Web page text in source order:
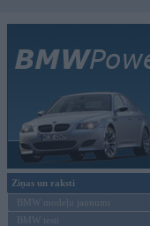
Ziņas un raksti
BMW modeļu jaunumi
BMW testi